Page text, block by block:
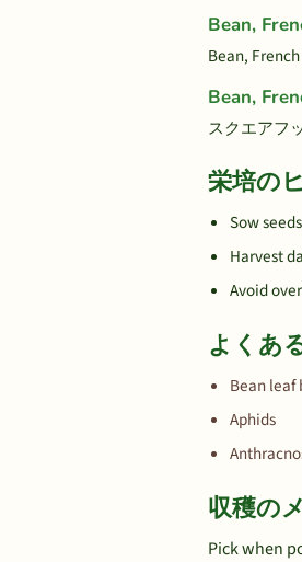
Bean,
Bean,
Bean,
スクエアフ
栄培の
Sow
Harvest
Avoid
よくあ
Bean leaf
Aphids
収穫の
Pick when